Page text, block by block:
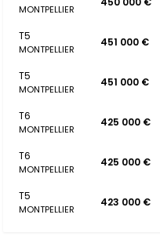
MONTPELLIER
T5
MONTPELLIER
451 000 €
T5
MONTPELLIER
451 000 €
T6
MONTPELLIER
425 000 €
T6
MONTPELLIER
425 000 €
T5
MONTPELLIER
423 000 €